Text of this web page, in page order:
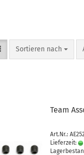
Sortieren nach
Sortieren nach
Team
Art.Nr.:
Lieferzeit: